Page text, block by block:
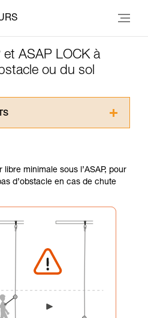
et ASAP LOCK à
ou du sol
notice technique pour
ce complément
nécessite une
spécifique. Validez
votre capacité à refaire
autonomie.
exemples de techniques
pas ici.
minimale sous l’ASAP, pour
d’obstacle en cas de chute